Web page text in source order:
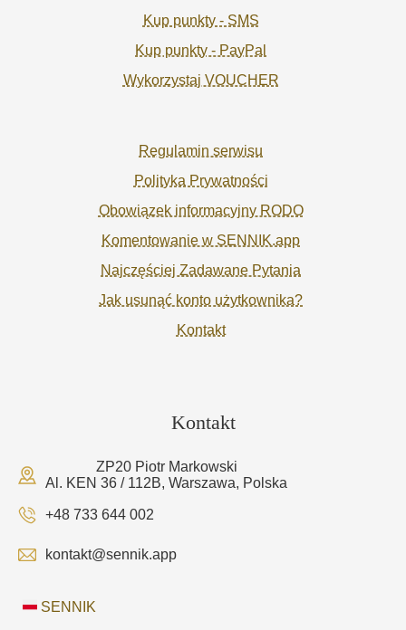
Kup punkty - SMS
Kup punkty - PayPal
Wykorzystaj VOUCHER
Regulamin serwisu
Polityka Prywatności
Obowiązek informacyjny RODO
Komentowanie w SENNIK.app
Najczęściej Zadawane Pytania
Jak usunąć konto użytkownika?
Kontakt
Kontakt
ZP20 Piotr Markowski
Al. KEN 36 / 112B, Warszawa, Polska
+48 733 644 002
kontakt@sennik.app
SENNIK